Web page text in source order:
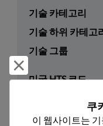
기술 카테고리
기술 하위 카테고
기술 그룹
미국 HTS 코드
쿠
이 웹사이트는